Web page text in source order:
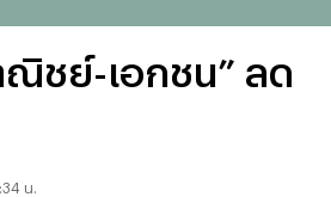
ณิชย์-เอกชน” ลด
น.